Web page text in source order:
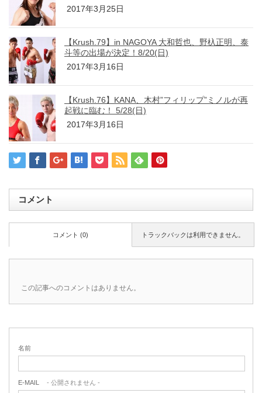
2017年3月25日
【Krush.79】in NAGOYA 大和哲也、野杁正明、泰
斗等の出場が決定！8/20(日)
2017年3月16日
【Krush.76】KANA、木村”フィリップ”ミノルが再
起戦に臨む！ 5/28(日)
2017年3月16日
コメント
トラックバックは利用できません。
コメント (0)
この記事へのコメントはありません。
名前
E-MAIL - 公開されません -